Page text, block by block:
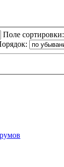
Поле сортировки: